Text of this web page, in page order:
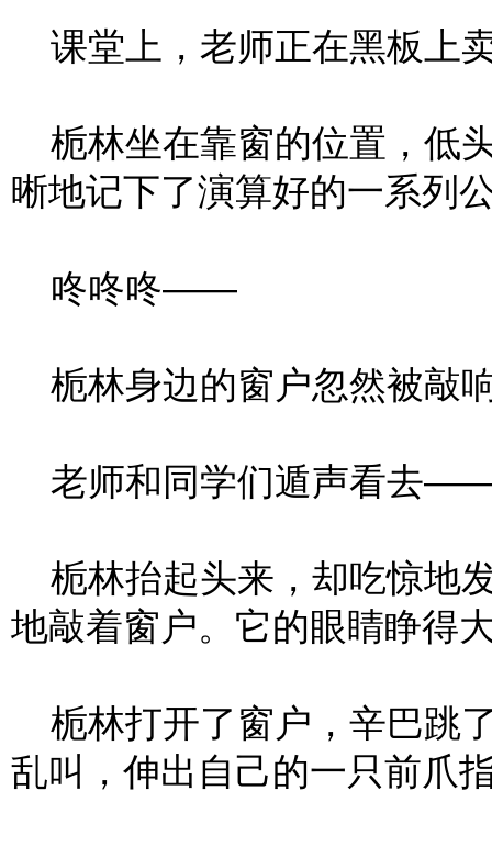
课堂上，老师正在黑板上
栀林坐在靠窗的位置，低
晰地记下了演算好的一系列
咚咚咚——
栀林身边的窗户忽然被敲
老师和同学们遁声看去
栀林抬起头来，却吃惊地
地敲着窗户。它的眼睛睁得
栀林打开了窗户，辛巴跳
乱叫，伸出自己的一只前爪